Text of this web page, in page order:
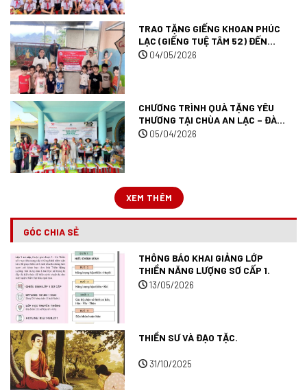
TRAO TẶNG GIẾNG KHOAN PHÚC
LẠC (GIẾNG TUỆ TÂM 52) ĐẾN
TRƯỜNG MẦM NON MƯỜNG ANH
04/05/2026
CHƯƠNG TRÌNH QUÀ TẶNG YÊU
THƯƠNG TẠI CHÙA AN LẠC – ĐÀ
LẠT.05/04/2026
XEM THÊM
GÓC CHIA SẺ
THÔNG BÁO KHAI GIẢNG LỚP
THIỀN NĂNG LƯỢNG SƠ CẤP 1.
13/05/2026
THIỀN SƯ VÀ ĐẠO TẶC.
31/10/2025